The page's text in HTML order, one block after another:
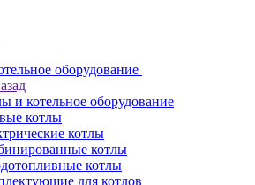
оборудование
и котельное оборудование
котлы
котлы
котлы
котлы
для котлов